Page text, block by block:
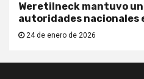
Weretilneck mantuvo
autoridades nacionales
24 de enero de 2026